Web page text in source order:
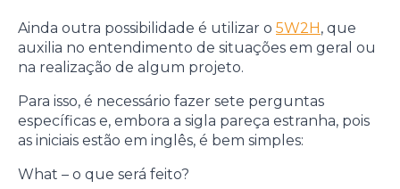
Ainda outra possibilidade é utilizar o 5W2H , que
auxilia no entendimento de situações em geral ou
na realização de algum projeto.
Para isso, é necessário fazer sete perguntas
específicas e, embora a sigla pareça estranha, pois
as iniciais estão em inglês, é bem simples:
What – o que será feito?